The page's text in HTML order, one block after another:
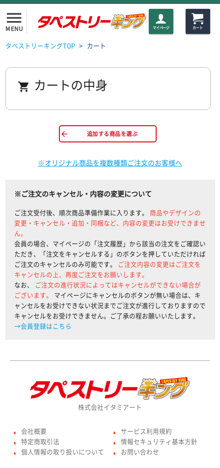
menu
MENU マイページ カート
タペストリーキングTOP > カート
カートの中身
arrow_back 追加する商品を選ぶ
※オリジナル商品を複数種類ご注文のお客様へ
※ご注文のキャンセル・内容の変更について
ご注文受付後、順次商品準備作業に入ります。 商品やデザインの
変更・キャンセル・追加・同梱など、内容の変更はお受けできませ
ん。
会員の場合、マイページの「注文履歴」から該当の注文をご確認い
ただき、「注文をキャンセルする」のボタンを押していただければ
ご注文のキャンセルのみ可能です。
ご注文内容の変更はご注文を
キャンセルの上、再度ご注文をお願いします。
なお、
ご注文の進行状況によってはキャンセルができない場合が
ございます。 マイページにキャンセルのボタンが無い場合は、キ
ャンセルをお受けできない状況までご注文が進行しておりますので
キャンセルをお受けできません。ご了承の程お願いいたします。
→会員登録はこちら
株式会社イタミアート
● 会社概要
● 特定商取引法
● 個人情報の取り扱いについて
● サービス利用規約
● 情報セキュリティ基本方針
● お問い合わせ